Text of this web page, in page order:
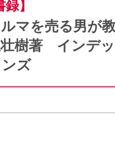
】
マを売る男が
樹著 インデッ
ズ